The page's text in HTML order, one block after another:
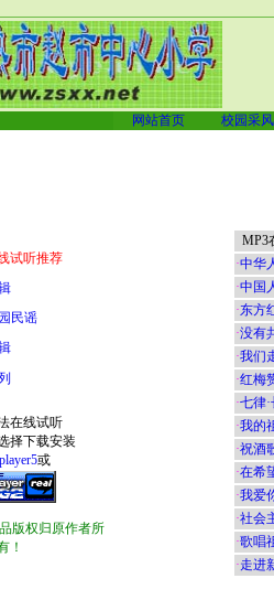
网站首页 校园采风
试听推荐
民谣
在线试听
择下载安装
或
版权归原作者所
！
MP3
·中华
·中国
·东方
·没有
·我们
·红梅
·七律
·我的
·祝酒
·在希
·我爱
·社会
·歌唱
·走进